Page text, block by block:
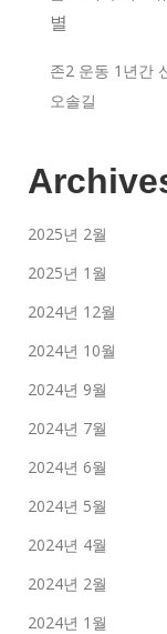
별
존2 운동 1년간
오솔길
2025년 2월
2025년 1월
2024년 12월
2024년 10월
2024년 9월
2024년 7월
2024년 6월
2024년 5월
2024년 4월
2024년 2월
2024년 1월